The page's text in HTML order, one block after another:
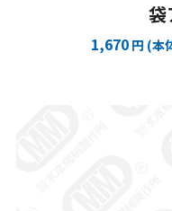
袋
1,670 円 (本